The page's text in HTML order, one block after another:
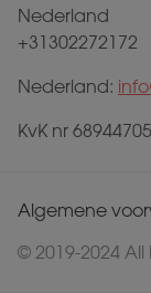
Nederland
+31302272172
Nederland:
KvK nr 68944705
© 2019-2024 All
Algemene